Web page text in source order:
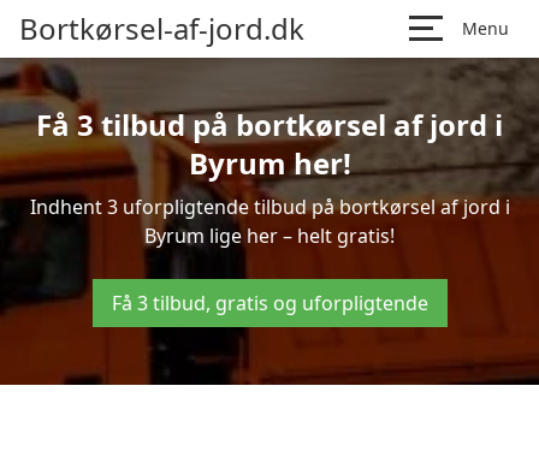
Bortkørsel-af-jord.dk Menu
Få 3 tilbud på bortkørsel af jord i
Byrum her!
Indhent 3 uforpligtende tilbud på bortkørsel af jord i
Byrum lige her – helt gratis!
Få 3 tilbud, gratis og uforpligtende